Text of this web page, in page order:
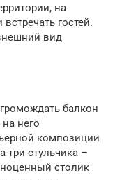
на
гостей.
вид
балкон
него
композиции
три стульчика –
столик